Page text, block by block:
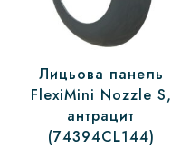
Лицьова панель
FlexiMini Nozzle S,
антрацит
(74394CL144)